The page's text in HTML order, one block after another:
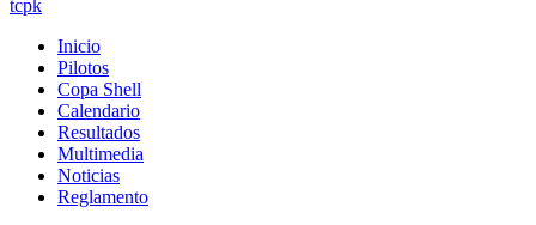
tcpk
Inicio
Pilotos
Copa Shell
Calendario
Resultados
Multimedia
Noticias
Reglamento